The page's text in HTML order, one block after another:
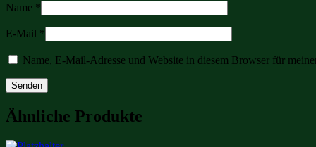
Name *
E-Mail *
Name, E-Mail-Adresse und Website in diesem Browser für
Ähnliche Produkte